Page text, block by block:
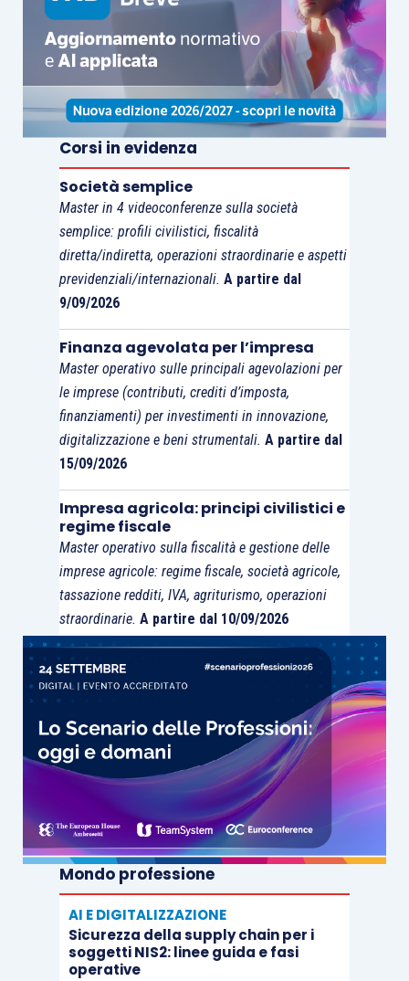
reddito che per l’anno 2018 è stato fissato ad
euro 101.427, mentre ilreddito minimale per
l’accredito contributivo
ammonta adeuro
15.710.
Lacircolare Inps 18/2018
come disposto dall’articolo 51 Tuir
corrisposte entro il12 del mese di gennaio
considerano percepite nel periodo d’imposta
precedente (principio di cassa allargato).
favore deicollaboratori di cui all’articolo 50,
comma 1, lett. c-bis,Tuir, i cui compensi sono
assimilati aredditi di lavoro dipendente
a prestazioni effettuate entro il31 dicembre
2017e pertanto devono essere applicate le
aliquote contributive previste per l’ anno
d’imposta 2017 (24%per i titolari di pensione e
per chi è già assoggettato ad altra previdenza
obbligatoria,32,72%per coloro che sono privi di
altra previdenza obbligatoria e per i quali non è
dovuta l’aliquota aggiuntiva per la DIS-COLL
oppure, dal 1 luglio 2017,33,23%per i soggetti
obbligati anche ad aliquota DIS-COLL).
Corsi in evidenza
Società semplice
Master in 4 videoconferenze sulla società
semplice: profili civilistici, fiscalità
diretta/indiretta, operazioni straordinarie e aspetti
previdenziali/internazionali. A partire dal
9/09/2026
Finanza agevolata per l’impresa
Master operativo sulle principali agevolazioni per
le imprese (contributi, crediti d’imposta,
finanziamenti) per investimenti in innovazione,
digitalizzazione e beni strumentali. A partire dal
15/09/2026
Impresa agricola: principi civilistici e
regime fiscale
Master operativo sulla fiscalità e gestione delle
imprese agricole: regime fiscale, società agricole,
tassazione redditi, IVA, agriturismo, operazioni
straordinarie. A partire dal 10/09/2026
Mondo professione
AI E DIGITALIZZAZIONE
Sicurezza della supply chain per i
soggetti NIS2: linee guida e fasi
operative